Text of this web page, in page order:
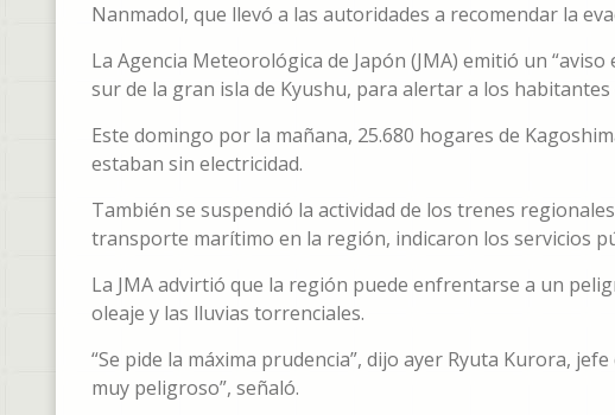
Nanmadol, que llevó a las autoridades a recomendar la
La Agencia Meteorológica de Japón (JMA) emitió un
sur de la gran isla de Kyushu, para alertar a los
Este domingo por la mañana, 25.680 hogares de
estaban sin electricidad.
También se suspendió la actividad de los trenes
transporte marítimo en la región, indicaron los servicios
La JMA advirtió que la región puede enfrentarse a un
oleaje y las lluvias torrenciales.
“Se pide la máxima prudencia”, dijo ayer Ryuta Kurora,
muy peligroso”, señaló.